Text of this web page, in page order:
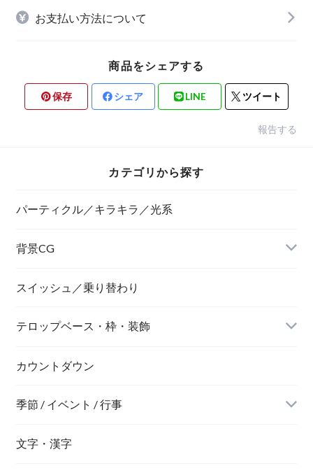
お支払い方法について
商品をシェアする
保存 シェア LINE ツイート
報告する
カテゴリから探す
パーティクル／キラキラ／光系
背景CG
ニュース風
デジタル風
スイッシュ／乗り替わり
テロップベース・枠・装飾
ネオン風
カウントダウン
季節 / イベント / 行事
文字・漢字